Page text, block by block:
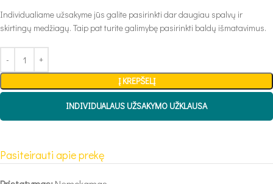
Individualiame užsakyme jūs galite pasirinkti dar daugiau spalvų ir
skirtingų medžiagų. Taip pat turite galimybę pasirinkti baldų išmatavimus.
Į KREPŠELĮ
INDIVIDUALAUS UŽSAKYMO UŽKLAUSA
Pasiteirauti apie prekę